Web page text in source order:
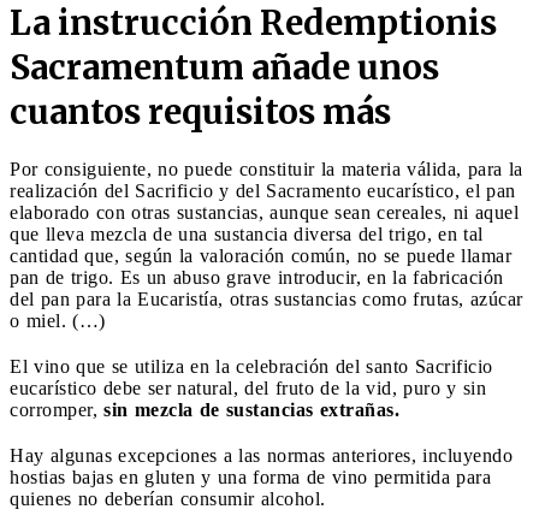
La instrucción Redemptionis
Sacramentum añade unos
cuantos requisitos más
Por consiguiente, no puede constituir la materia válida, para la
realización del Sacrificio y del Sacramento eucarístico, el pan
elaborado con otras sustancias, aunque sean cereales, ni aquel
que lleva mezcla de una sustancia diversa del trigo, en tal
cantidad que, según la valoración común, no se puede llamar
pan de trigo. Es un abuso grave introducir, en la fabricación
del pan para la Eucaristía, otras sustancias como frutas, azúcar
o miel. (…)
El vino que se utiliza en la celebración del santo Sacrificio
eucarístico debe ser natural, del fruto de la vid, puro y sin
corromper, sin mezcla de sustancias extrañas.
Hay algunas excepciones a las normas anteriores, incluyendo
hostias bajas en gluten y una forma de vino permitida para
quienes no deberían consumir alcohol.